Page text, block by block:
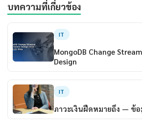
บทความที่เกี่ยวข้อง
IT
MongoDB Change
Design
IT
ภาวะเงินฝืดหมายถึง — ข้